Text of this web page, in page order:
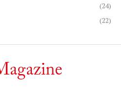
(24)
(22)